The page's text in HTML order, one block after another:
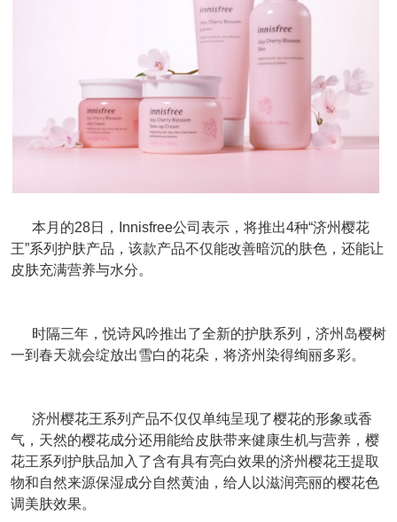
本月的28日，Innisfree公司表示，将推出4种“济州樱花
王”系列护肤产品，该款产品不仅能改善暗沉的肤色，还能让
皮肤充满营养与水分。
时隔三年，悦诗风吟推出了全新的护肤系列，济州岛樱树
一到春天就会绽放出雪白的花朵，将济州染得绚丽多彩。
济州樱花王系列产品不仅仅单纯呈现了樱花的形象或香
气，天然的樱花成分还用能给皮肤带来健康生机与营养，樱
花王系列护肤品加入了含有具有亮白效果的济州樱花王提取
物和自然来源保湿成分自然黄油，给人以滋润亮丽的樱花色
调美肤效果。